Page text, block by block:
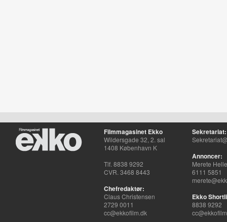
Filmmagasinet Ekko
Wildersgade 32, 2. sal
1408 København K
Tlf. 8838 9292
CVR. 3468 8443
Chefredaktør:
Claus Christensen
2729 0011
cc@ekkofilm.dk
Sekretariat:
Annoncer:
Merete
6111 5851
Ekko
8838 9292